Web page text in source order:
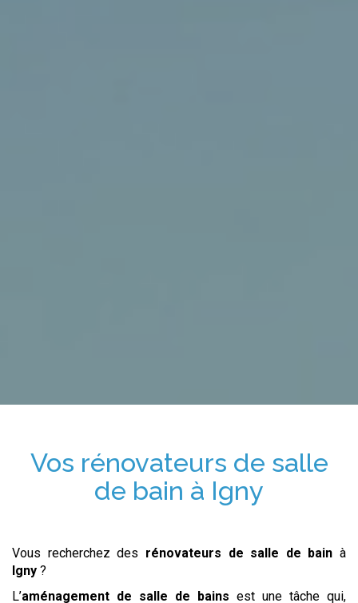
Vos rénovateurs de salle
de bain à Igny
Vous recherchez des rénovateurs de salle de bain à
Igny ?
L’aménagement de salle de bains est une tâche qui,